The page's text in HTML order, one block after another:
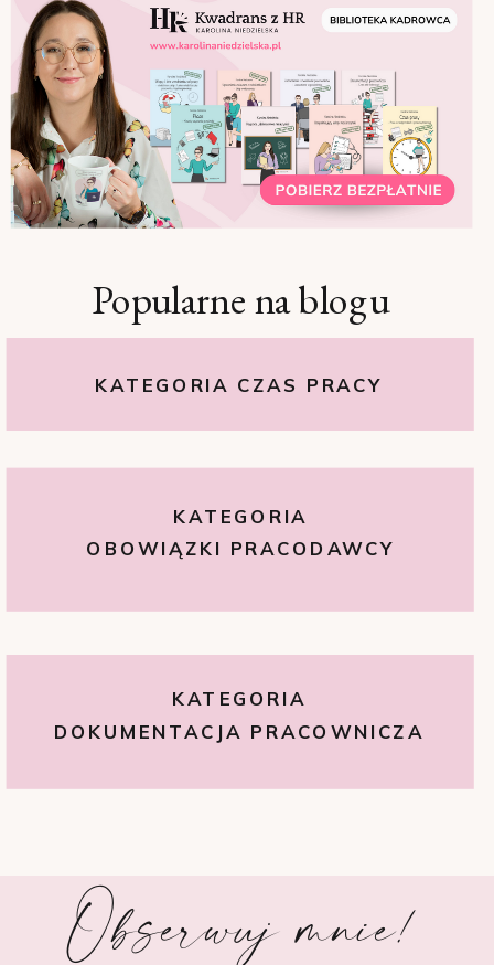
KATEGORIA CZAS PRACY
KATEGORIA
DOKUMENTACJA PRACOWNICZA
KATEGORIA
OBOWIĄZKI PRACODAWCY
Popularne na blogu
Obserwuj mnie!